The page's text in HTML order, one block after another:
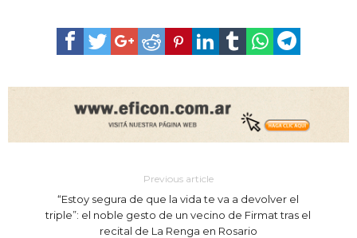
Previous article
“Estoy segura de que la vida te va a devolver el
triple”: el noble gesto de un vecino de Firmat tras el
recital de La Renga en Rosario